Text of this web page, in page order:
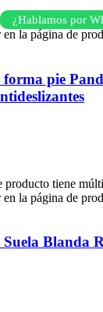
producto tiene
la página de
forma pie
producto tiene
la página de
Blanda
¿Hablamos por